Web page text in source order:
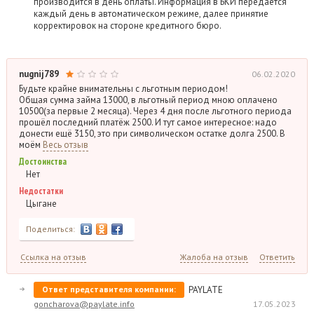
каждый день в автоматическом режиме, далее принятие
корректировок на стороне кредитного бюро.
nugnij789 06.02.2020
Будьте крайне внимательны с льготным периодом!
Общая сумма займа 13000, в льготный период мною оплачено
10500(за первые 2 месяца). Через 4 дня после льготного периода
прошёл последний платёж 2500. И тут самое интересное: надо
донести ещё 3150, это при символическом остатке долга 2500. В
моём Весь отзыв
Достоинства
Нет
Недостатки
Цыгане
Поделиться:
Ссылка на отзыв Жалоба на отзыв Ответить
Ответ представителя компании: PAYLATE
goncharova@paylate.info 17.05.2023